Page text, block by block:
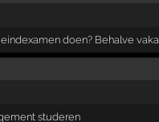
doen? Behalve
studeren